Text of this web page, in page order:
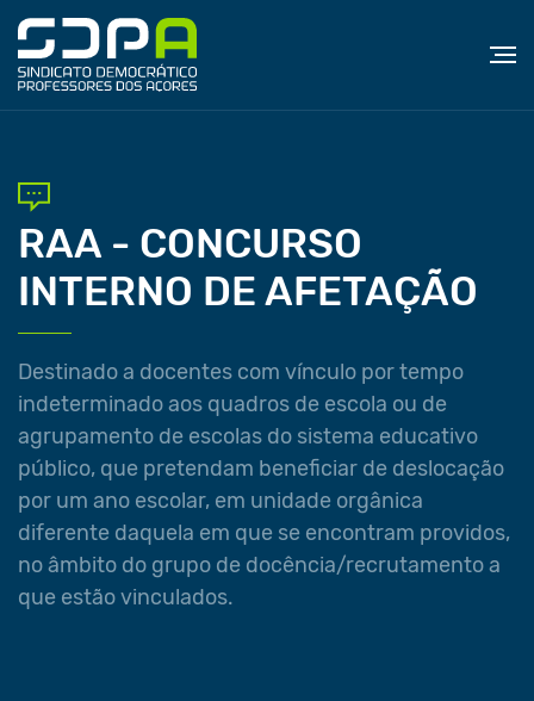
RAA - CONCURSO
INTERNO DE AFETAÇÃO
Destinado a docentes com vínculo por tempo
indeterminado aos quadros de escola ou de
agrupamento de escolas do sistema educativo
público, que pretendam beneficiar de deslocação
por um ano escolar, em unidade orgânica
diferente daquela em que se encontram providos,
no âmbito do grupo de docência/recrutamento a
que estão vinculados.